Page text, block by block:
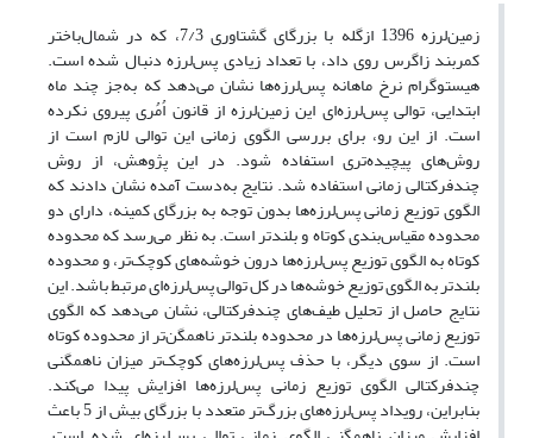
زمین‌لرزه 1396 ازگله با بزرگای گشتاوری 7/3، که در شمال‌باختر
کمربند زاگرس روی داد، با تعداد زیادی پس‌لرزه دنبال شده است.
هیستوگرام نرخ ماهانه پس‌لرزه‌ها نشان می‌دهد که به‌جز چند ماه
ابتدایی، توالی پس‌لرزه‌ای این زمین‌لرزه از قانون اُمُری پیروی نکرده
است. از این رو، برای بررسی الگوی زمانی این توالی لازم است از
روش‌های پیچیده‌تری استفاده شود. در این پژوهش، از روش
چندفرکتالی زمانی استفاده شد. نتایج به‌دست آمده نشان دادند که
الگوی توزیع زمانی پس‌لرزه‌ها بدون توجه به بزرگای کمینه، دارای دو
محدوده مقیاس‌بندی کوتاه و بلند‌تر است. به نظر می‌رسد که محدوده
کوتاه به الگوی توزیع پس‌لرزه‌ها درون خوشه‌های کوچک‌تر، و محدوده
بلند‌تر به الگوی توزیع خوشه‌ها در کل توالی پس‌لرزه‌ای مرتبط باشد. این
نتایج حاصل از تحلیل طیف‌های چندفرکتالی، نشان می‌دهد که الگوی
توزیع زمانی پس‌لرزه‌ها در محدوده بلندتر ناهمگن‌تر از محدوده کوتاه
است. از سوی دیگر، با حذف پس‌لرزه‌های کوچک‌تر میزان ناهمگنی
چندفرکتالی الگوی توزیع زمانی پس‌لرزه‌ها افزایش پیدا می‌کند.
بنابراین، رویداد پس‌لرزه‌های بزرگ‌تر متعدد با بزرگای بیش از 5 باعث